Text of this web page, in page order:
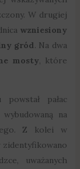
W drugiej
wzniesiony
gród. Na dwa
mosty, które
pałac
na
Z kolei w
zidentyfikowano
uważanych